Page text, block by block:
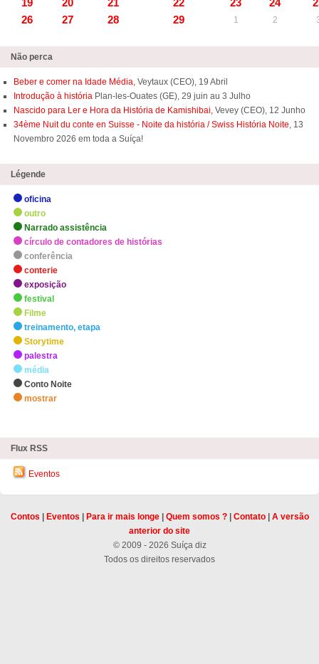
19 20 21 22 23 24
26
27 28 29 1 2
Não perca
Beber e comer na Idade Média, Veytaux (CEO), 19 Abril
Introdução à história Plan-les-Ouates (GE), 29 juin au 3 Julho
Nascido para Ler e Hora da História de Kamishibai, Vevey (CEO), 12 Junho
34ème Nuit du conte en Suisse - Noite da história / Swiss História Noite, 13
Novembro 2026 em toda a Suíça!
Légende
oficina
outro
Narrado assistência
círculo de contadores de histórias
conferência
conterie
exposição
festival
Filme
treinamento, etapa
Storytime
palestra
média
Conto Noite
mostrar
Flux RSS
Eventos
Contos Eventos Para ir mais longe| Quem somos ?| Contato| A versão
anterior do site
© 2009 - 2026 Suíça diz
Todos os direitos reservados